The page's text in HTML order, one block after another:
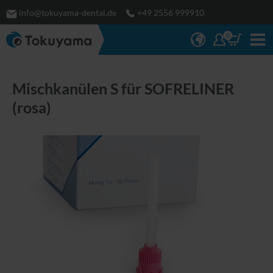
info@tokuyama-dental.de +49 2556 999910
0
Mischkanülen S für SOFRELINER
(rosa)